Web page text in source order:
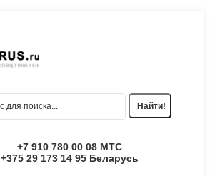
+7 910 780 00 08 МТС
+375 29 173 14 95 Беларусь